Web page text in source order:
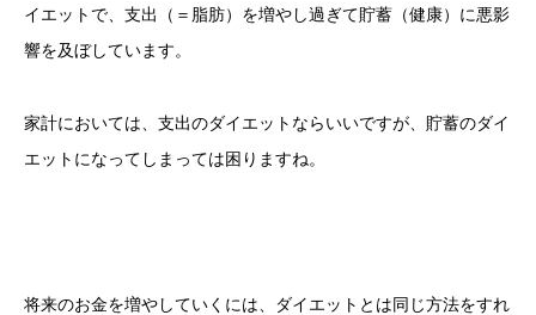
イエットで、支出（＝脂肪）を増やし過ぎて貯蓄（健康）に悪影
響を及ぼしています。
家計においては、支出のダイエットならいいですが、貯蓄のダイ
エットになってしまっては困りますね。
将来のお金を増やしていくには、ダイエットとは同じ方法をすれ